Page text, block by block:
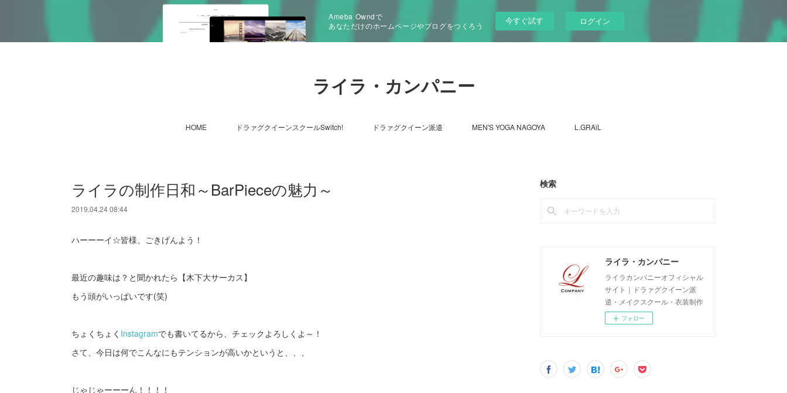
Ameba Owndで
あなただけのホームページやブログをつくろう
今すぐ試す ログイン
ライラ・カンパニー
HOME ドラァグクイーンスクールSwitch! ドラァグクイーン派遣 MEN'S YOGA NAGOYA L.GRAiL
ライラの制作日和～BarPieceの魅力～
2019.04.24 08:44
ハーーーイ☆皆様、ごきげんよう！
最近の趣味は？と聞かれたら【木下大サーカス】
もう頭がいっぱいです(笑)
ちょくちょく Instagramでも書いてるから、チェックよろしくよ～！
さて、今日は何でこんなにもテンションが高いかというと、、、
じゃじゃーーーん！！！！
検索
ライラ・カンパニー
ライラカンパニーオフィシャル
サイト｜ドラァグクイーン派
遣・メイクスクール・衣装制作
フォロー